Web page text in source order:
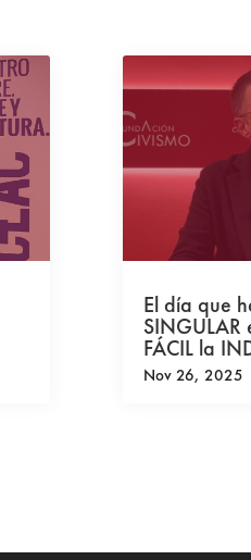
El día que
FÁCIL la
Nov 26, 2025